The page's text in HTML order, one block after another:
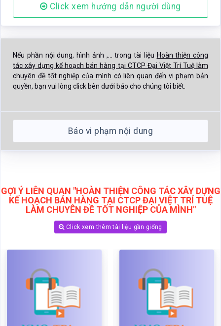
Click xem hướng dẫn người dùng
Nếu phần nội dung, hình ảnh ,... trong tài liệu Hoàn thiện công
tác xây dựng kế hoạch bán hàng tại CTCP Đại Việt Trí Tuệ làm
chuyên đề tốt nghiệp của mình có liên quan đến vi phạm bản
quyền, bạn vui lòng click bên dưới báo cho chúng tôi biết.
Báo vi phạm nội dung
GỢI Ý LIÊN QUAN "HOÀN THIỆN CÔNG TÁC XÂY DỰNG
KẾ HOẠCH BÁN HÀNG TẠI CTCP ĐẠI VIỆT TRÍ TUỆ
LÀM CHUYÊN ĐỀ TỐT NGHIỆP CỦA MÌNH"
Click xem thêm tài liệu gần giống